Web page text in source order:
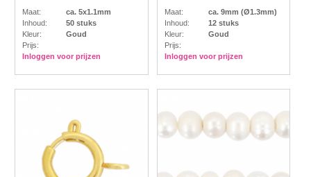
Maat:
ca. 5x1.1mm
Inhoud:
50 stuks
Kleur:
Goud
Prijs:
Inloggen voor prijzen
Maat:
ca. 9mm (Ø1.3mm)
Inhoud:
12 stuks
Kleur:
Goud
Prijs:
Inloggen voor prijzen